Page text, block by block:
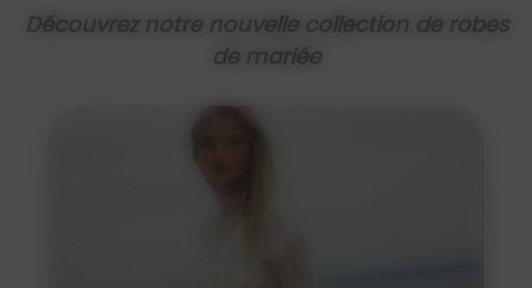
Découvrez notre nouvelle collection de robes
de mariée